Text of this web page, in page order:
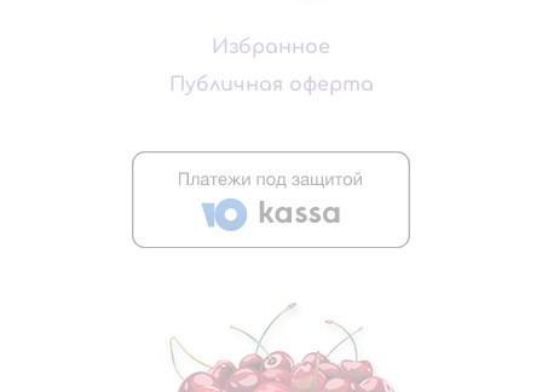
Избранное
Публичная оферта